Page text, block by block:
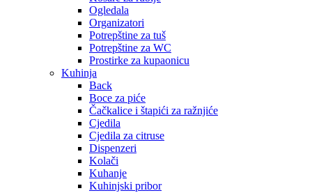
Ogledala
Organizatori
Potrepštine za tuš
Potrepštine za WC
Prostirke za kupaonicu
Kuhinja
Back
Boce za piće
Čačkalice i štapići za ražnjiće
Cjedila
Cjedila za citruse
Dispenzeri
Kolači
Kuhanje
Kuhinjski pribor